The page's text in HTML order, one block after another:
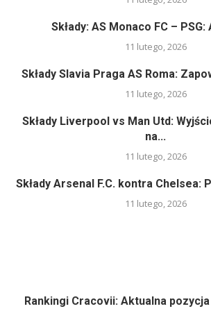
Składy: AS Monaco FC – PSG:
11 lutego, 2026
Składy Slavia Praga AS Roma:
11 lutego, 2026
Składy Liverpool vs Man Utd:
na...
11 lutego, 2026
Składy Arsenal F.C. kontra Chelsea:
11 lutego, 2026
Rankingi Cracovii: Aktualna